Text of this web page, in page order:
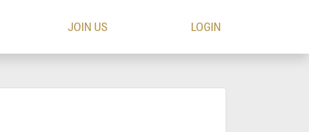
JOIN US LOGIN